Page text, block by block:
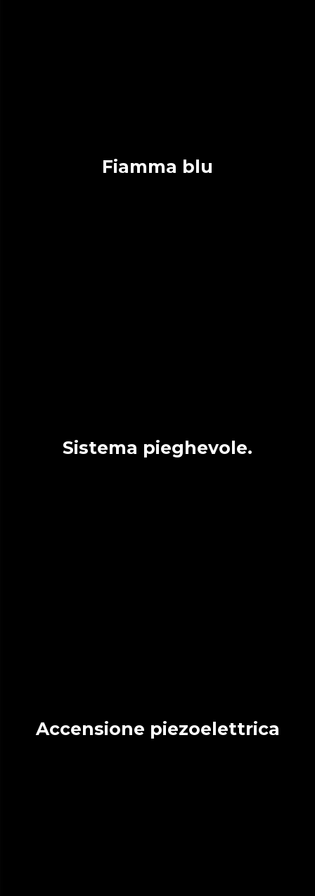
Fiamma blu
Sistema pieghevole.
Accensione piezoelettrica